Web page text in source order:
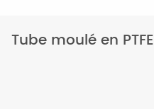
Tube moulé en PTFE